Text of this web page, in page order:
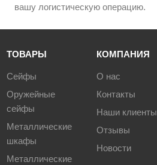
вашу логистическую операцию.
ТОВАРЫ
Сейфы
Оружейные
сейфы
Металлические
шкафы
Металлические
КОМПАНИЯ
О нас
Контакты
Наши клиенты
Отзывы
Новости